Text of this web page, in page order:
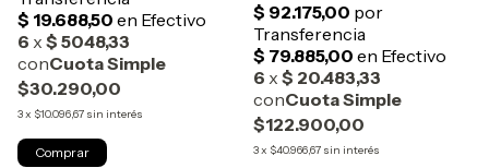
$30.290,00
3x $10.096,67 sin interés
Comprar
$122.900,00
3x $40.966,67 sin interés